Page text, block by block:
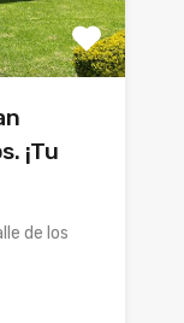
¡Tu
de los